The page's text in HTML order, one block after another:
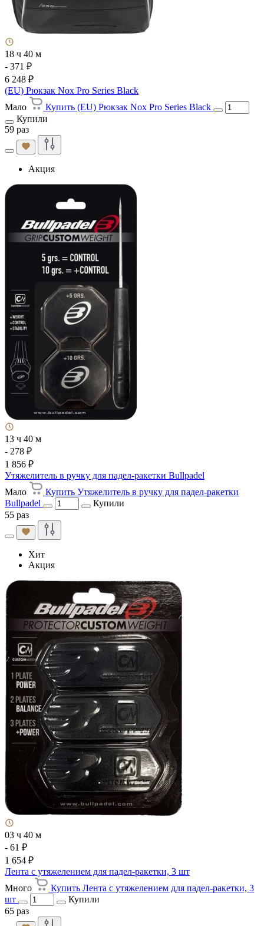
18 ч 40 м
- 371 ₽
6 248 ₽
(EU) Рюкзак Nox Pro Series Black
Мало
Купить (EU) Рюкзак Nox Pro Series Black
Купили
59 раз
Акция
13 ч 40 м
- 278 ₽
1 856 ₽
Утяжелитель в ручку для падел-ракетки Bullpadel
Мало
Купить Утяжелитель в ручку для падел-ракетки
Bullpadel
Купили
55 раз
Хит
Акция
03 ч 40 м
- 61 ₽
1 654 ₽
Лента с утяжелением для падел-ракетки, 3 шт
Много
Купить Лента с утяжелением для падел-ракетки, 3
шт
Купили
65 раз